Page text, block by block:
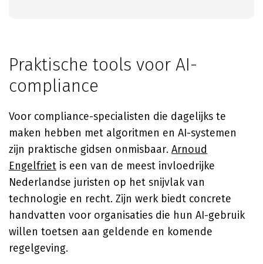
Praktische tools voor AI-
compliance
Voor compliance-specialisten die dagelijks te
maken hebben met algoritmen en AI-systemen
zijn praktische gidsen onmisbaar. Arnoud
Engelfriet is een van de meest invloedrijke
Nederlandse juristen op het snijvlak van
technologie en recht. Zijn werk biedt concrete
handvatten voor organisaties die hun AI-gebruik
willen toetsen aan geldende en komende
regelgeving.